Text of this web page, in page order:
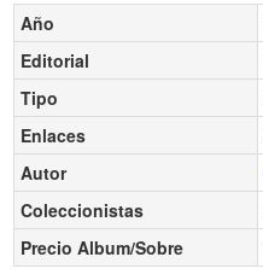
Año
Editorial
Tipo
Enlaces
Autor
Coleccionistas
Precio Album/Sobre